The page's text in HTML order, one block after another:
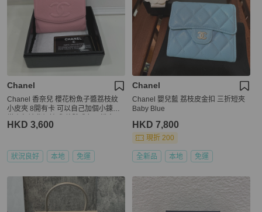
Chanel
Chanel 香奈兒 櫻花粉魚子醬荔枝紋
小皮夾 8開有卡 可以自己加個小鍊子
顯瑕疵
HKD 3,600
狀況良好 本地 免運
Chanel
Chanel 嬰兒藍 荔枝皮金扣 三折短夾
Baby Blue
HKD 7,800
現折 200
全新品 本地 免運